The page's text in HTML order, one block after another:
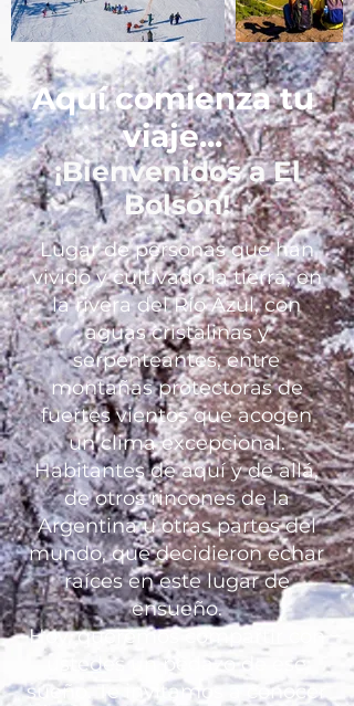
Aquí comienza tu
viaje...
¡Bienvenidos a El
Bolsón!
Lugar de personas que han
vivido y cultivado la tierra, en
la rivera del Río Azul, con
aguas cristalinas y
serpenteantes, entre
montañas protectoras de
fuertes vientos que acogen
un clima excepcional.
Habitantes de aquí y de allá,
de otros rincones de la
Argentina u otras partes del
mundo, que decidieron echar
raíces en este lugar de
ensueño.
Hoy, queremos compartir con
ustedes un pedazo de ese
sueño. Te invitamos a conocer